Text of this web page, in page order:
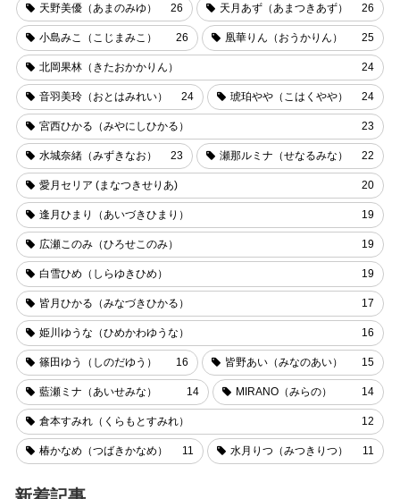
天野美優（あまのみゆ） 26 天月あず（あまつきあず） 26
小島みこ（こじまみこ） 26 凰華りん（おうかりん） 25
北岡果林（きたおかかりん） 24
音羽美玲（おとはみれい） 24 琥珀やや（こはくやや） 24
宮西ひかる（みやにしひかる） 23
水城奈緒（みずきなお） 23 瀬那ルミナ（せなるみな） 22
愛月セリア (まなつきせりあ) 20
逢月ひまり（あいづきひまり） 19
広瀬このみ（ひろせこのみ） 19
白雪ひめ（しらゆきひめ） 19
皆月ひかる（みなづきひかる） 17
姫川ゆうな（ひめかわゆうな） 16
篠田ゆう（しのだゆう） 16 皆野あい（みなのあい） 15
藍瀬ミナ（あいせみな） 14 MIRANO（みらの） 14
倉本すみれ（くらもとすみれ） 12
椿かなめ（つばきかなめ） 11 水月りつ（みつきりつ） 11